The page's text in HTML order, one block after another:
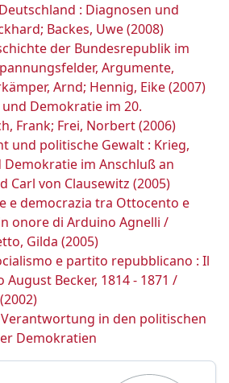
: Diagnosen und
Backes, Uwe (2008)
der Bundesrepublik im
Argumente,
Arnd; Hennig, Eike (2007)
Demokratie im 20.
Frank; Frei, Norbert (2006)
und politische Gewalt : Krieg,
im Anschluß an
Carl von Clausewitz (2005)
e democrazia tra Ottocento e
onore di Arduino Agnelli /
Gilda (2005)
e partito repubblicano : Il
Becker, 1814 - 1871 /
in den politischen
Demokratien